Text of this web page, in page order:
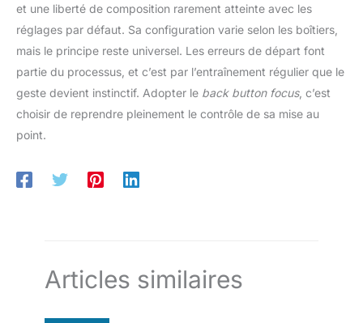
et une liberté de composition rarement atteinte avec les
réglages par défaut. Sa configuration varie selon les boîtiers,
mais le principe reste universel. Les erreurs de départ font
partie du processus, et c’est par l’entraînement régulier que le
geste devient instinctif. Adopter le back button focus, c’est
choisir de reprendre pleinement le contrôle de sa mise au
point.
Articles similaires